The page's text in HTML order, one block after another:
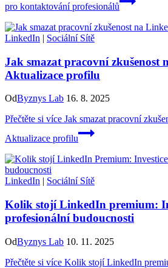
pro kontaktování profesionálů
LinkedIn | Sociální Sítě
Jak smazat pracovní zkušenost
Aktualizace profilu
OdByznys Lab 16. 8. 2025
Přečtěte si více Jak smazat pracovní
Aktualizace profilu
LinkedIn | Sociální Sítě
Kolik stojí LinkedIn premium:
profesionální budoucnosti
OdByznys Lab 10. 11. 2025
Přečtěte si více Kolik stojí LinkedIn